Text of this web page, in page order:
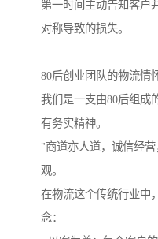
第一时间主动告知客户
对称导致的损失。
80后创业团队的物流情
我们是一支由80后组成
有务实精神。
"商道亦人道，诚信经
观。
在物流这个传统行业中
念：